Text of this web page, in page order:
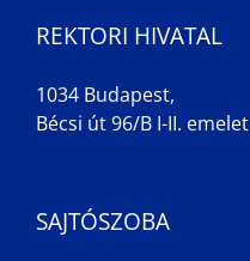
REKTORI HIVATAL
1034 Budapest,
Bécsi út 96/B I-II. emelet
SAJTÓSZOBA